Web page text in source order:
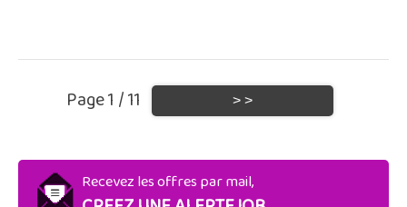
Page 1 / 11
Recevez les offres par mail,